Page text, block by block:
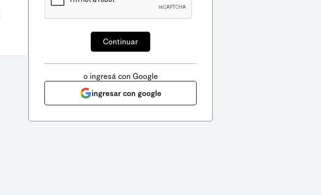
o ingresá con Google
ingresar con google